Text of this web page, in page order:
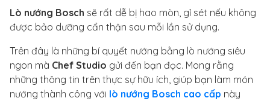
Lò nướng Bosch sẽ rất dễ bị hao mòn, gỉ sét nếu không
được bảo dưỡng cẩn thận sau mỗi lần sử dụng.
Trên đây là những bí quyết nướng bằng lò nướng siêu
ngon mà Chef Studio gửi đến bạn đọc. Mong rằng
những thông tin trên thực sự hữu ích, giúp bạn làm món
nướng thành công với lò nướng Bosch cao cấp này